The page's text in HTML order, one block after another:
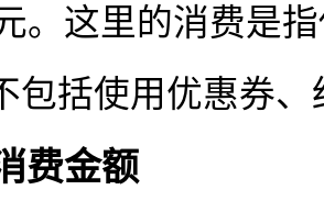
。这里的消费是
包括使用优惠券
费金额